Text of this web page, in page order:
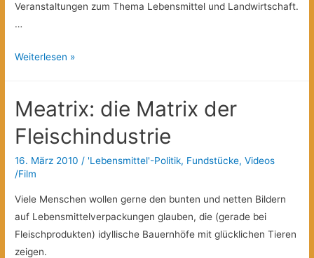
Veranstaltungen zum Thema Lebensmittel und Landwirtschaft.
…
(Über-)
Weiterlesen »
Meatrix: die Matrix der
Fleischindustrie
16. März 2010 / 'Lebensmittel'-Politik, Fundstücke,Videos
/Film
Viele Menschen wollen gerne den bunten und netten Bildern
auf Lebensmittelverpackungen glauben, die (gerade bei
Fleischprodukten) idyllische Bauernhöfe mit glücklichen Tieren
zeigen.